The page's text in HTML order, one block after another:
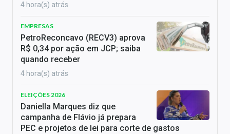
4 hora(s) atrás
EMPRESAS
PetroReconcavo (RECV3) aprova
R$ 0,34 por ação em JCP; saiba
quando receber
4 hora(s) atrás
ELEIÇÕES 2026
Daniella Marques diz que
campanha de Flávio já prepara
PEC e projetos de lei para corte de gastos